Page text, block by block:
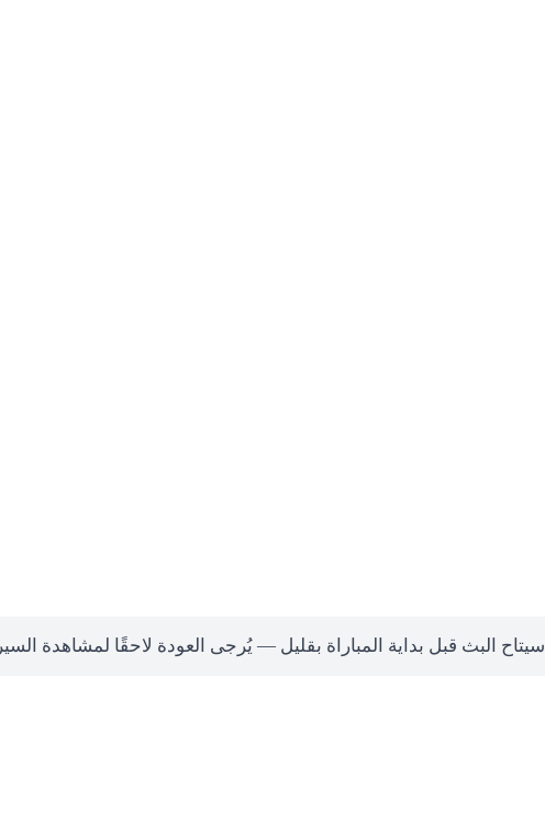
سيتاح البث قبل بداية المباراة بقليل — يُرجى العودة لاحقًا لمشاهدة